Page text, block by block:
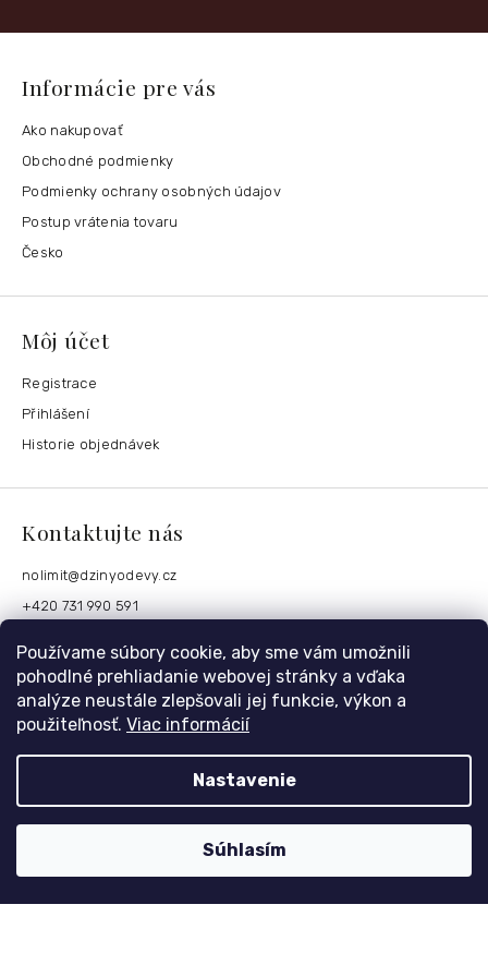
Používame súbory cookie, aby sme vám umožnili
pohodlné prehliadanie webovej stránky a vďaka
analýze neustále zlepšovali jej funkcie, výkon a
použiteľnosť. Viac informácií
Nastavenie
Súhlasím
Informácie pre vás
Ako nakupovať
Obchodné podmienky
Podmienky ochrany osobných údajov
Postup vrátenia tovaru
Česko
Môj účet
Registrace
Přihlášení
Historie objednávek
Kontaktujte nás
nolimit@dzinyodevy.cz
+420 731 990 591
Platební metody
Copyright 2026dzinyodevy.sk. Všetky práva vyhradené.